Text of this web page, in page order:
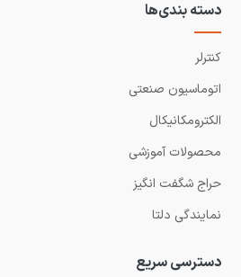
دسته بندی‌ها
کنترلر
اتوماسیون صنعتی
الکترومکانیکال
محصولات آموزشی
حراج شگفت انگیز
نمایندگی دلتا
دسترسی سریع